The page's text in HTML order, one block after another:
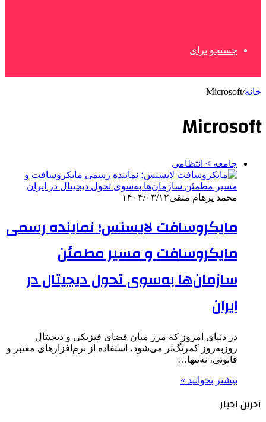
جستجو برای
خانه/
Microsoft
Microsoft
جامعه > انتظامی
محمد پرهام متقی۱۴۰۴/۰۳/۱۲
مایکروسافت لایسنس؛ نماینده رسمی
مایکروسافت و مسیر مطمئن
سازمان‌ها به‌سوی تحول دیجیتال در
ایران
در دنیای امروز که مرز میان فضای فیزیکی و دیجیتال
روزبه‌روز کمرنگ‌تر می‌شود، استفاده از نرم‌افزارهای معتبر و
قانونی، نه‌تنها…
بیشتر بخوانید »
آخرین اخبار